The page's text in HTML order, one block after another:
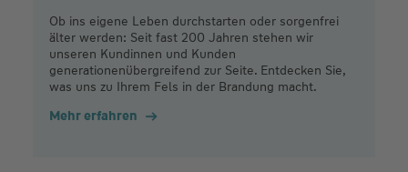
Ob ins eigene Leben durchstarten oder sorgenfrei
älter werden: Seit fast 200 Jahren stehen wir
unseren Kundinnen und Kunden
generationenübergreifend zur Seite. Entdecken Sie,
was uns zu Ihrem Fels in der Brandung macht.
Mehr erfahren